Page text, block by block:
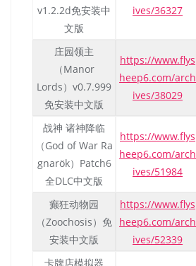
v1.2.2d免安装中
文版
ives/36327
庄园领主
（Manor
Lords）v0.7.999
免安装中文版
https://www.flys
heep6.com/arch
ives/38029
战神 诸神降临
（God of War Ra
gnarök）Patch6
全DLC中文版
https://www.flys
heep6.com/arch
ives/51984
癫狂动物园
（Zoochosis）免
安装中文版
https://www.flys
heep6.com/arch
ives/52339
卡牌店模拟器